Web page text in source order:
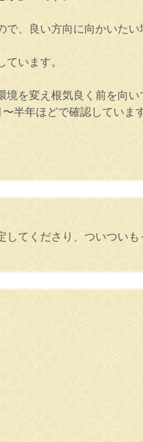
、良い方向に向かいた
います。
を変え根気良く前を向
半年ほどで確認しています
てくださり、ついついも